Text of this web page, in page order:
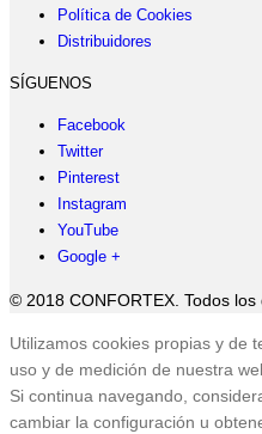
Política de Cookies
Distribuidores
SÍGUENOS
Facebook
Twitter
Pinterest
Instagram
YouTube
Google +
© 2018 CONFORTEX. Todos
Ir
a
Tienda
Utilizamos cookies propias y de
uso y de medición de nuestra
Si continua navegando,
cambiar la configuración u